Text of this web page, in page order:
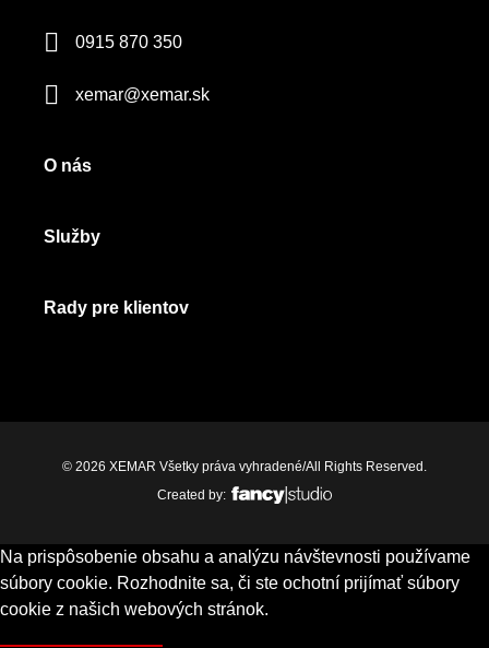
0915 870 350
xemar@xemar.sk
O nás
Služby
Rady pre klientov
© 2026 XEMAR Všetky práva vyhradené/All Rights Reserved.
Created by:
Na prispôsobenie obsahu a analýzu návštevnosti používame
súbory cookie. Rozhodnite sa, či ste ochotní prijímať súbory
cookie z našich webových stránok.